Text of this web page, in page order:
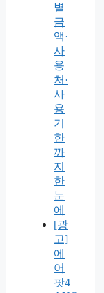
별
금
액·
사
용
처·
사
용
기
한
까
지
한
눈
에
[광
고]
에
어
팟4